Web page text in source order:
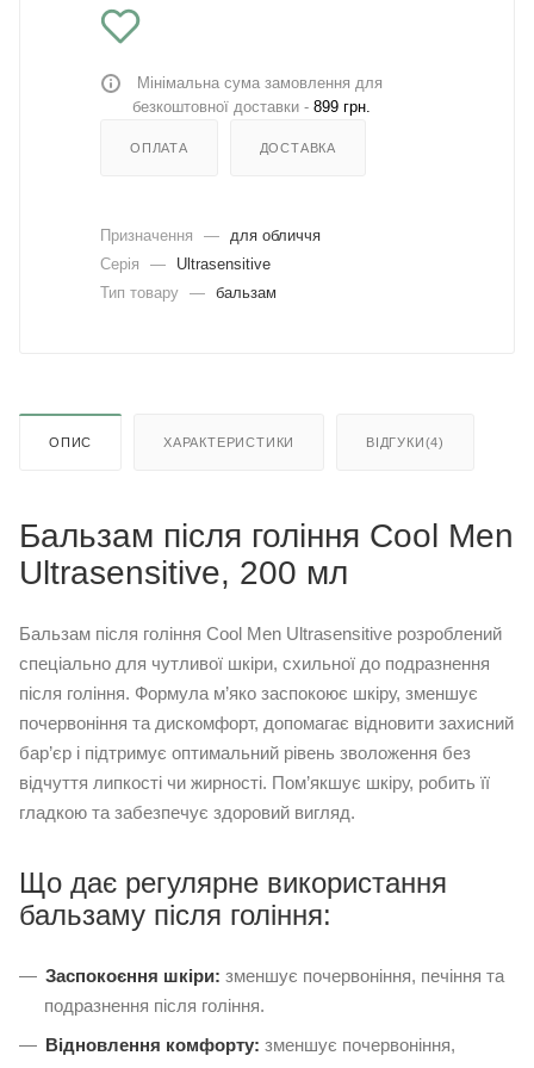
Мінімальна сума замовлення для
безкоштовної доставки - 899 грн.
ОПЛАТА ДОСТАВКА
Призначення —
для обличчя
Серія
—
Ultrasensitive
Тип товару — бальзам
ОПИС ХАРАКТЕРИСТИКИ ВІДГУКИ(4)
Бальзам після гоління Cool Men
Ultrasensitive, 200 мл
Бальзам після гоління Cool Men Ultrasensitive розроблений
спеціально для чутливої шкіри, схильної до подразнення
після гоління. Формула м’яко заспокоює шкіру, зменшує
почервоніння та дискомфорт, допомагає відновити захисний
бар’єр і підтримує оптимальний рівень зволоження без
відчуття липкості чи жирності. Пом’якшує шкіру, робить її
гладкою та забезпечує здоровий вигляд.
Що дає регулярне використання
бальзаму після гоління:
Заспокоєння шкіри: зменшує почервоніння, печіння та
подразнення після гоління.
Відновлення комфорту: зменшує почервоніння,